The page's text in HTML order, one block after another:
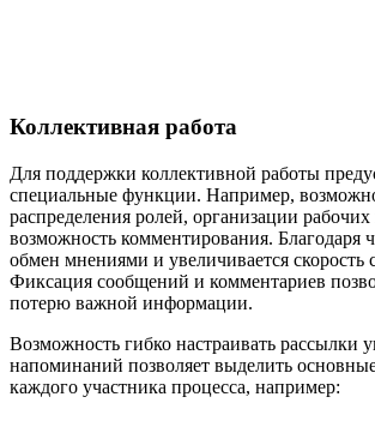
Коллективная работа
Для поддержки коллективной работы
специальные функции. Например,
распределения ролей, организации
возможность комментирования. Благодаря
обмен мнениями и увеличивается скорость
Фиксация сообщений и комментариев
потерю важной информации.
Возможность гибко настраивать рассылки
напоминаний позволяет выделить
каждого участника процесса, например: